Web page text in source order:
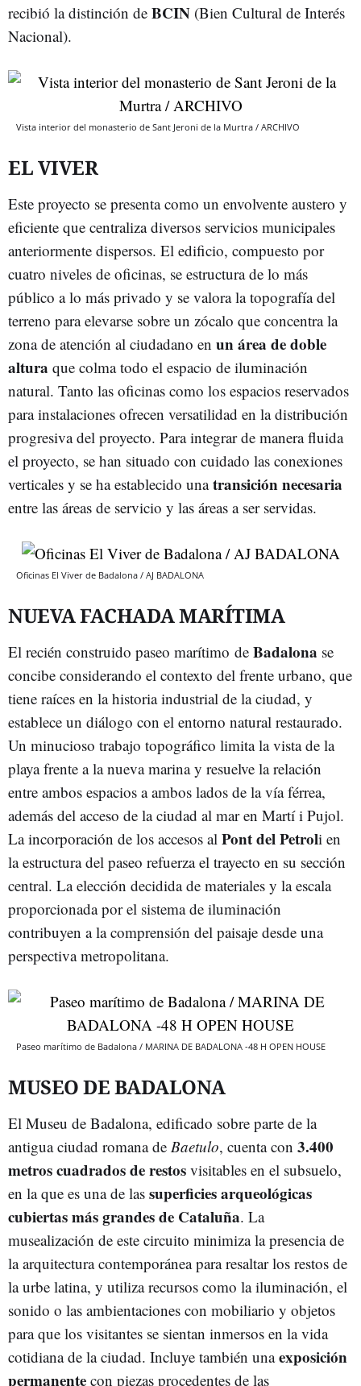
recibió la distinción de BCIN (Bien Cultural de Interés
Nacional).
Vista interior del monasterio de Sant Jeroni de la Murtra / ARCHIVO
EL VIVER
Este proyecto se presenta como un envolvente austero y
eficiente que centraliza diversos servicios municipales
anteriormente dispersos. El edificio, compuesto por
cuatro niveles de oficinas, se estructura de lo más
público a lo más privado y se valora la topografía del
terreno para elevarse sobre un zócalo que concentra la
zona de atención al ciudadano en un área de doble
altura que colma todo el espacio de iluminación
natural. Tanto las oficinas como los espacios reservados
para instalaciones ofrecen versatilidad en la distribución
progresiva del proyecto. Para integrar de manera fluida
el proyecto, se han situado con cuidado las conexiones
verticales y se ha establecido unatransición necesaria
entre las áreas de servicio y las áreas a ser servidas.
Oficinas El Viver de Badalona / AJ BADALONA
NUEVA FACHADA MARÍTIMA
El recién construido paseo marítimo de Badalona se
concibe considerando el contexto del frente urbano, que
tiene raíces en la historia industrial de la ciudad, y
establece un diálogo con el entorno natural restaurado.
Un minucioso trabajo topográfico limita la vista de la
playa frente a la nueva marina y resuelve la relación
entre ambos espacios a ambos lados de la vía férrea,
además del acceso de la ciudad al mar en Martí i Pujol.
La incorporación de los accesos al Pont del Petroli en
la estructura del paseo refuerza el trayecto en su sección
central. La elección decidida de materiales y la escala
proporcionada por el sistema de iluminación
contribuyen a la comprensión del paisaje desde una
perspectiva metropolitana.
Paseo marítimo de Badalona / MARINA DE BADALONA -48 H OPEN HOUSE
MUSEO DE BADALONA
El Museu de Badalona, edificado sobre parte de la
antigua ciudad romana de Baetulo, cuenta con 3.400
metros cuadrados de restos visitables en el subsuelo,
en la que es una de las superficies arqueológicas
cubiertas más grandes de Cataluña. La
musealización de este circuito minimiza la presencia de
la arquitectura contemporánea para resaltar los restos de
la urbe latina, y utiliza recursos como la iluminación, el
sonido o las ambientaciones con mobiliario y objetos
para que los visitantes se sientan inmersos en la vida
cotidiana de la ciudad. Incluye también unaexposición
permanente con piezas procedentes de las